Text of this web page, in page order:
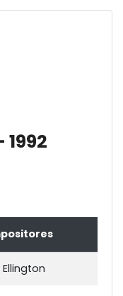
1992
Ellington